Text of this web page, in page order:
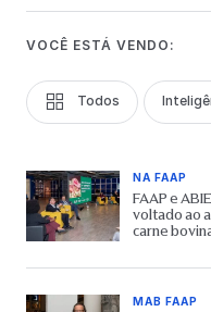
VOCÊ ESTÁ VENDO:
Todos
NA FAAP
FAAP e
voltado ao
carne
MAB FAAP